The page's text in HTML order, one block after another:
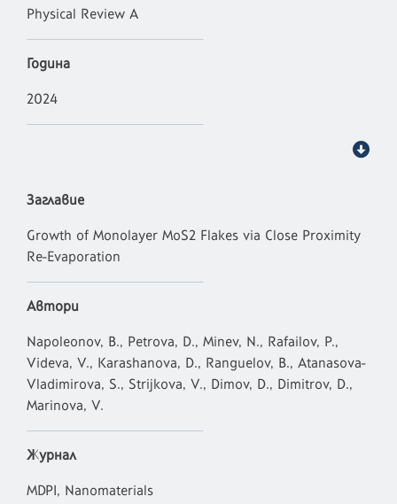
Physical Review A
Година
2024
Заглавие
Growth of Monolayer MoS2 Flakes via Close Proximity
Re-Evaporation
Автори
Napoleonov, B., Petrova, D., Minev, N., Rafailov, P.,
Videva, V., Karashanova, D., Ranguelov, B., Atanasova-
Vladimirova, S., Strijkova, V., Dimov, D., Dimitrov, D.,
Marinova, V.
Журнал
MDPI, Nanomaterials